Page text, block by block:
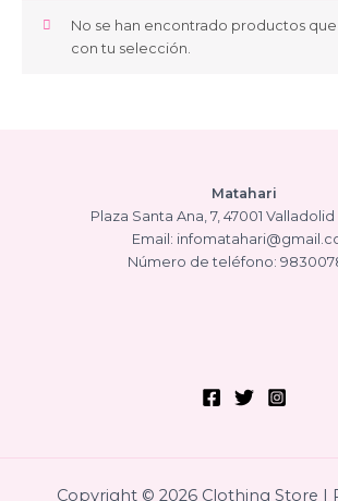
No se han encontrado productos
con tu selección.
Matahari
Plaza Santa Ana, 7, 47001 Valladolid
Email:
Número de teléfono:
Copyright © 2026 Clothing Store |